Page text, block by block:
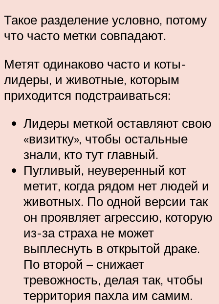
Такое разделение условно, потому
что часто метки совпадают.
Метят одинаково часто и коты-
лидеры, и животные, которым
приходится подстраиваться:
Лидеры меткой оставляют свою
«визитку», чтобы остальные
знали, кто тут главный.
Пугливый, неуверенный кот
метит, когда рядом нет людей и
животных. По одной версии так
он проявляет агрессию, которую
из-за страха не может
выплеснуть в открытой драке.
По второй – снижает
тревожность, делая так, чтобы
территория пахла им самим.